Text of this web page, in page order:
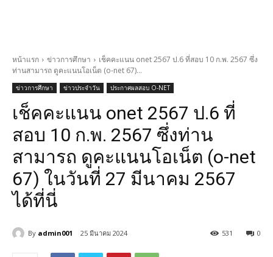
หน้าแรก ข่าวการศึกษา
เช็คคะแนน onet 2567 ป.6 ที่สอบ 10 ก.พ. 2567 ซึ่ง
ท่านสามารถ ดูคะแนนโอเน็ต (o-net 67)...
ข่าวการศึกษา ข่าวประจำวัน ประกาศผลสอบ O-NET
เช็คคะแนน onet 2567 ป.6 ที่
สอบ 10 ก.พ. 2567 ซึ่งท่าน
สามารถ ดูคะแนนโอเน็ต (o-net
67) ในวันที่ 27 มีนาคม 2567
ได้ที่นี่
By admin001 25 มีนาคม 2024 0
531